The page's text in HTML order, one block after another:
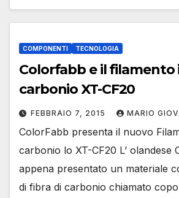
COMPONENTI TECNOLOGIA
Colorfabb e il filamento
carbonio XT-CF20
FEBBRAIO 7, 2015 MARIO
ColorFabb presenta il nuovo
carbonio lo XT-CF20 L’ olandese
appena presentato un materiale
di fibra di carbonio chiamato